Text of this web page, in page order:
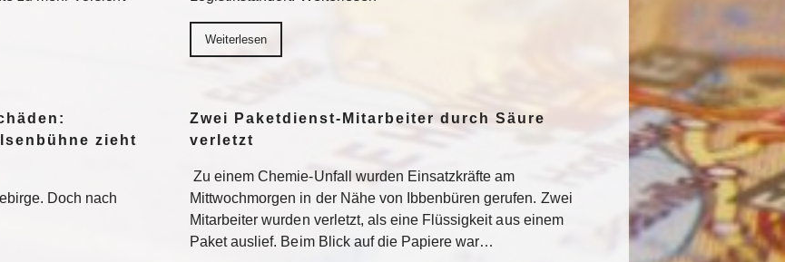
Weiterlesen
zieht
Doch nach
Zwei Paketdienst-Mitarbeiter durch Säure
verletzt
Zu einem Chemie-Unfall wurden Einsatzkräfte am
Mittwochmorgen in der Nähe von Ibbenbüren gerufen. Zwei
Mitarbeiter wurden verletzt, als eine Flüssigkeit aus einem
Paket auslief. Beim Blick auf die Papiere war…